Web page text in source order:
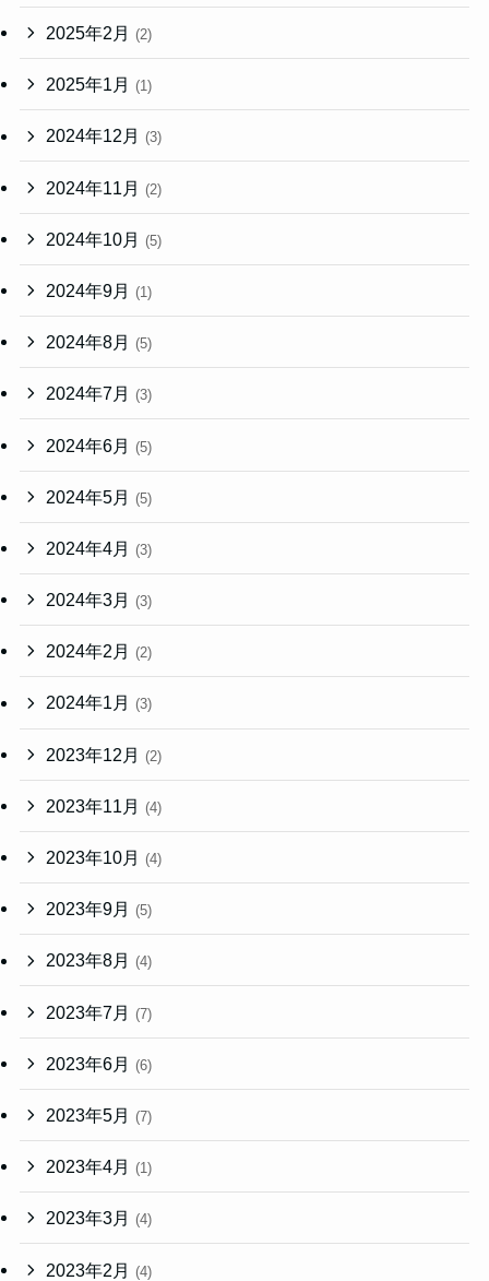
2025年2月 (2)
2025年1月 (1)
2024年12月 (3)
2024年11月 (2)
2024年10月 (5)
2024年9月 (1)
2024年8月 (5)
2024年7月 (3)
2024年6月 (5)
2024年5月 (5)
2024年4月 (3)
2024年3月 (3)
2024年2月 (2)
2024年1月 (3)
2023年12月 (2)
2023年11月 (4)
2023年10月 (4)
2023年9月 (5)
2023年8月 (4)
2023年7月 (7)
2023年6月 (6)
2023年5月 (7)
2023年4月 (1)
2023年3月 (4)
2023年2月 (4)